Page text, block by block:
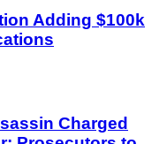
Adding $100k
Charged